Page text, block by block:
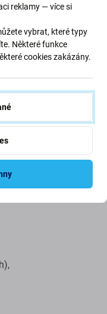
reklamy — více si
vybrat, které typy
Některé funkce
cookies zakázány.